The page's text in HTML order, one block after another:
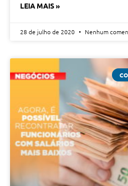
LEIA MAIS »
28 de julho de 2020 Nenhum